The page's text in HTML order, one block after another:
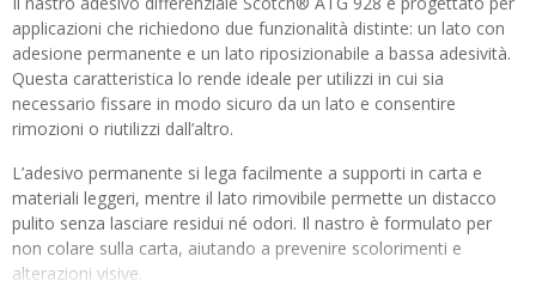
applicazioni che richiedono due funzionalità distinte: un lato con
adesione permanente e un lato riposizionabile a bassa adesività.
Questa caratteristica lo rende ideale per utilizzi in cui sia
necessario fissare in modo sicuro da un lato e consentire
rimozioni o riutilizzi dall’altro.
L’adesivo permanente si lega facilmente a supporti in carta e
materiali leggeri, mentre il lato rimovibile permette un distacco
pulito senza lasciare residui né odori. Il nastro è formulato per
non colare sulla carta, aiutando a prevenire scolorimenti e
alterazioni visive.